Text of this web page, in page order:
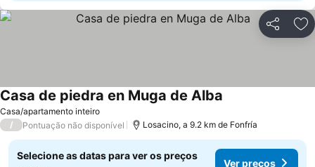
Partilhar
Casa/apartamento inteiro
Casa de piedra en Muga de Alba
/ Pontuação não disponível Losacino, a 9.2 km de Fonfría
Selecione as datas para ver os preços
Ver preços